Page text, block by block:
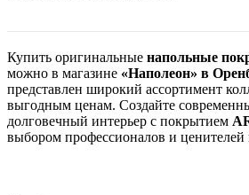
Купить оригинальные напольные
можно в магазине «Наполеон» в
представлен широкий ассортимент
выгодным ценам. Создайте
долговечный интерьер с покрытием
выбором профессионалов и ценителей